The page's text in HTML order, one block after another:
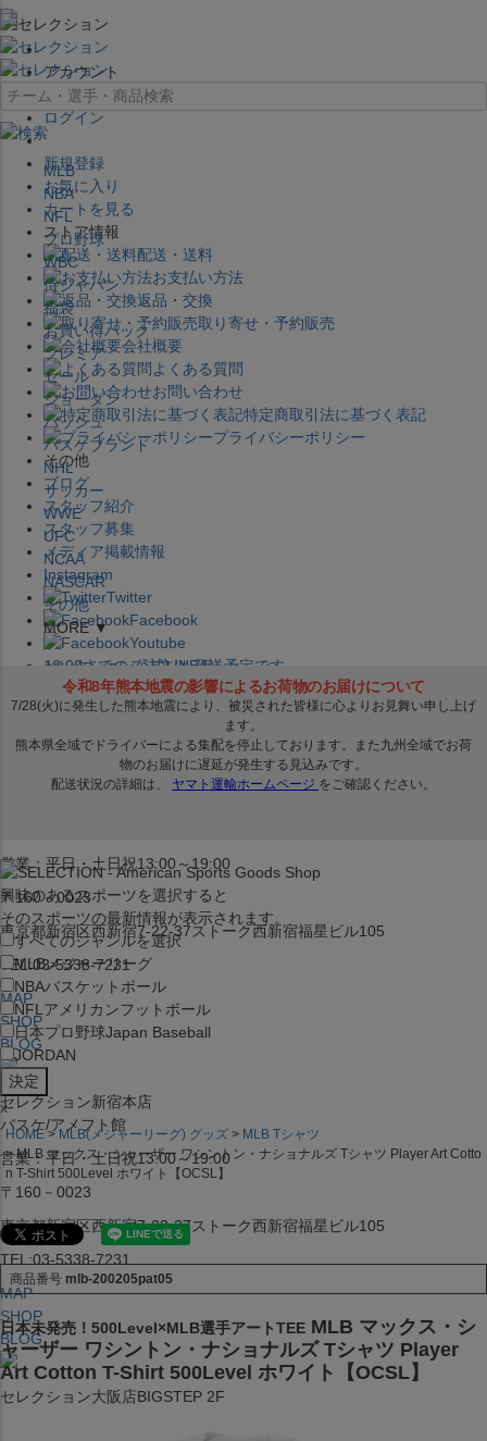
×
アカウント
ログイン
新規登録
お気に入り
カートを見る
ストア情報
配送・送料
お支払い方法
返品・交換
取り寄せ・予約販売
会社概要
よくある質問
お問い合わせ
特定商取引法に基づく表記
プライバシーポリシー
その他
ブログ
スタッフ紹介
スタッフ募集
メディア掲載情報
Instagram
Twitter
Facebook
Youtube
セレクション公式LINE@
営業：平日・土日祝13:00～19:00
〒160－0023
東京都新宿区西新宿7-22-37ストーク西新宿福星ビル105
TEL:03-5338-7231
MAP
SHOP
BLOG
セレクション新宿本店
バスケ/アメフト館
営業：平日・土日祝13:00～19:00
〒160－0023
東京都新宿区西新宿7-22-37ストーク西新宿福星ビル105
TEL:03-5338-7231
MAP
SHOP
BLOG
セレクション大阪店BIGSTEP 2F
MLB
NBA
NFL
プロ野球
WBC
侍ジャパン
福袋
お買い得パック
プレミア
セール
ジョーダン
バッシュ
バスケブランド
NHL
サッカー
WWE
UFC
NCAA
NASCAR
その他
MORE ▼
12:00までのご注文は発送予定です。
在庫品は 1-3営業日内で発送!! ※お取寄せ商品は対象外
興味のあるスポーツを選択すると
そのスポーツの最新情報が表示されます。
すべてのジャンルを選択
MLBメジャーリーグ
NBAバスケットボール
NFL アメリカンフットボール
日本プロ野球Japan Baseball
JORDAN
x
HOME MLB(メジャーリーグ) グッズ
MLB Tシャツ
MLB マックス・シャーザー ワシントン・ナショナルズ Tシャツ Player Art Cotto
n T-Shirt 500Level ホワイト【OCSL】
商品番号 mlb-200205pat05
日本未発売！500Level×MLB選手アートTEE MLB マックス・シ
ャーザー ワシントン・ナショナルズ Tシャツ Player
Art Cotton T-Shirt 500Level ホワイト【OCSL】